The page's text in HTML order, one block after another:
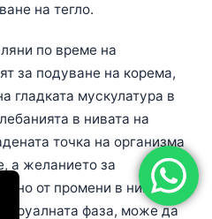
на тегло.
по време на
за подуване на корема,
гладката мускулатура в
в нивата на
точка на организма
а желанието за
от промени в нивата
фаза, може да